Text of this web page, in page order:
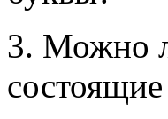
3. Можно